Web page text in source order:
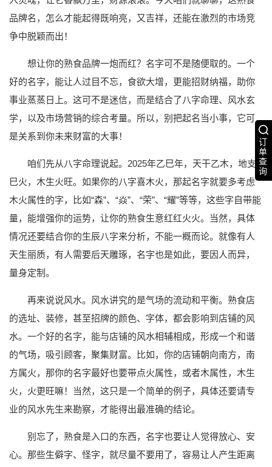
订
单
查
询
品牌名，怎么才能起得既响亮，又吉祥，还能在激烈的市场竞
争中脱颖而出！
想让你的熟食品牌一炮而红？名字可不是随便取的。一个
好的名字，能让人过目不忘，食欲大增，更能招财纳福，助你
事业蒸蒸日上。这可不是迷信，而是结合了八字命理、风水玄
学，以及市场营销的综合考量。所以，别把起名当小事，它可
是关系到你未来财富的大事！
咱们先从八字命理说起。2025年乙巳年，天干乙木，地支
巳火，木生火旺。如果你的八字喜木火，那起名字就要多考虑
木火属性的字，比如“森”、“焱”、“荣”、“耀”等等，这些字自带能
量，能增强你的运势，让你的熟食生意红红火火。当然，具体
情况还要结合你的生辰八字来分析，不能一概而论。就像有人
天生丽质，有人需要后天雕琢，名字也是如此，要因人而异，
量身定制。
再来说说风水。风水讲究的是气场的流动和平衡。熟食店
的选址、装修，甚至招牌的颜色、字体，都会影响到店铺的风
水。一个好的名字，能与店铺的风水相辅相成，形成一个和谐
的气场，吸引顾客，聚集财富。比如，你的店铺朝向南方，南
方属火，那你的名字最好也要带点火属性，或者木属性，木生
火，火更旺嘛！当然，这只是一个简单的例子，具体还要请专
业的风水先生来勘察，才能得出最准确的结论。
别忘了，熟食是入口的东西，名字也要让人觉得放心、安
心。那些生僻字、怪字，就尽量不要用了，容易让人产生距离